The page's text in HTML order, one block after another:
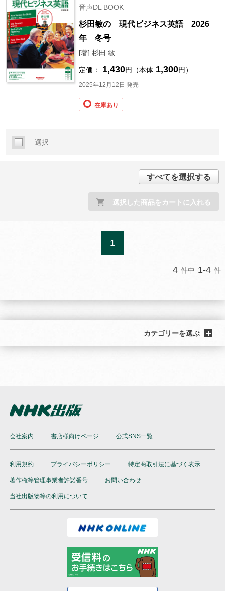
音声DL BOOK
杉田敏の 現代ビジネス英語 2026
年 冬号
[著] 杉田 敏
定価： 1,430円（本体 1,300円）
2025年12月12日 発売
在庫あり
選択
すべてを選択する
選択した商品をカートに入れる
1
4 件中 1-4 件
カテゴリーを選ぶ
会社案内 書店様向けページ 公式SNS一覧
利用規約 プライバシーポリシー 特定商取引法に基づく表示
著作権等管理事業者許諾番号 お問い合わせ
当社出版物等の利用について